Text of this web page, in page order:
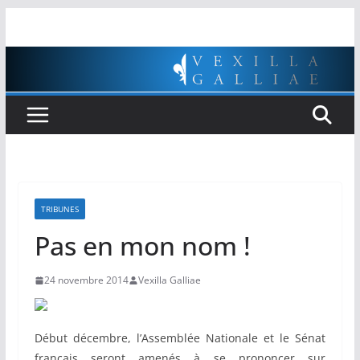
TRIBUNES
Pas en mon nom !
24 novembre 2014 Vexilla Galliae
Début décembre, l’Assemblée Nationale et le Sénat